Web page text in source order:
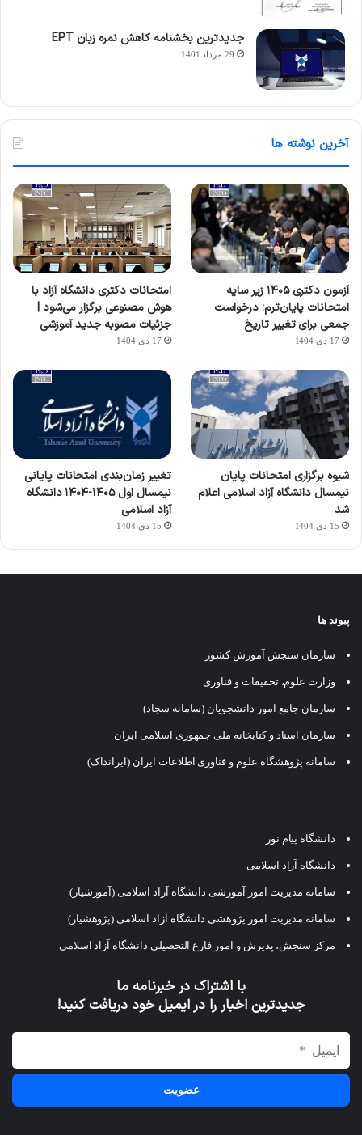
جدیدترین بخشنامه کاهش نمره زبان EPT
29 مرداد 1401
آخرین نوشته ها
آزمون دکتری ۱۴۰۵ زیر سایه
امتحانات پایان‌ترم؛ درخواست
جمعی برای تغییر تاریخ
17 دی 1404
امتحانات دکتری دانشگاه آزاد با
هوش مصنوعی برگزار می‌شود |
جزئیات مصوبه جدید آموزشی
17 دی 1404
شیوه برگزاری امتحانات پایان
نیمسال دانشگاه آزاد اسلامی اعلام
شد
15 دی 1404
تغییر زمان‌بندی امتحانات پایانی
نیمسال اول ۱۴۰۵-۱۴۰۴ دانشگاه
آزاد اسلامی
15 دی 1404
پیوند ها
سازمان سنجش آموزش کشور
وزارت علوم، تحقیقات و فناوری
سازمان جامع امور دانشجویان (سامانه سجاد)
سازمان اسناد و کتابخانه ملی جمهوری اسلامی ایران
سامانه پژوهشگاه علوم و فناوری اطلاعات ایران (ایرانداک)
دانشگاه پیام نور
دانشگاه آزاد اسلامی
سامانه مدیریت امور آموزشی دانشگاه آزاد اسلامی (آموزشیار)
سامانه مدیریت امور پژوهشی دانشگاه آزاد اسلامی (پژوهشیار)
مرکز سنجش، پذیرش و امور فارغ التحصیلی دانشگاه آزاد اسلامی
با اشتراک در خبرنامه ما
جدیدترین اخبار را در ایمیل خود دریافت کنید!